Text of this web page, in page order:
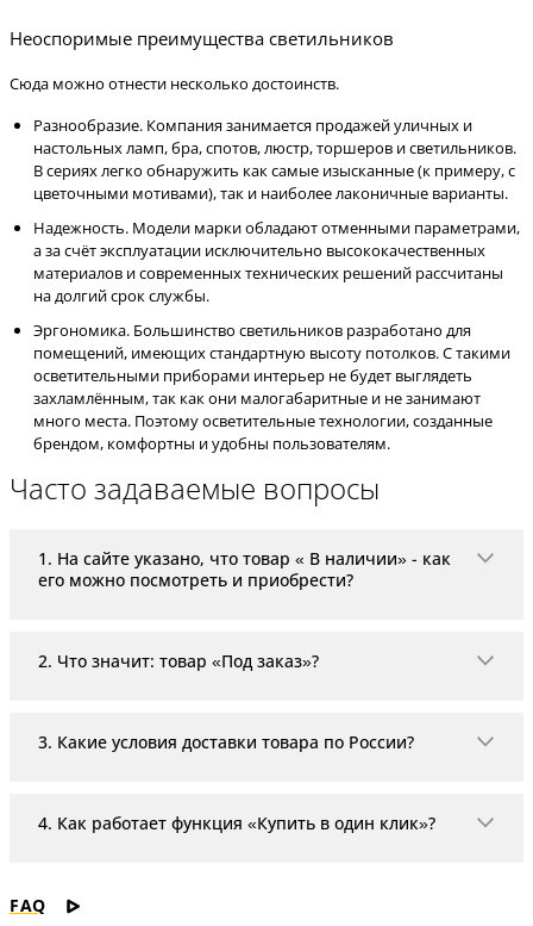
Неоспоримые преимущества светильников
Сюда можно отнести несколько достоинств.
Разнообразие. Компания занимается продажей уличных и
настольных ламп, бра, спотов, люстр, торшеров и светильников.
В сериях легко обнаружить как самые изысканные (к примеру, с
цветочными мотивами), так и наиболее лаконичные варианты.
Надежность. Модели марки обладают отменными параметрами,
а за счёт эксплуатации исключительно высококачественных
материалов и современных технических решений рассчитаны
на долгий срок службы.
Эргономика. Большинство светильников разработано для
помещений, имеющих стандартную высоту потолков. С такими
осветительными приборами интерьер не будет выглядеть
захламлённым, так как они малогабаритные и не занимают
много места. Поэтому осветительные технологии, созданные
брендом, комфортны и удобны пользователям.
Часто задаваемые вопросы
1. На сайте указано, что товар « В наличии» - как
его можно посмотреть и приобрести?
2. Что значит: товар «Под заказ»?
3. Какие условия доставки товара по России?
4. Как работает функция «Купить в один клик»?
FAQ